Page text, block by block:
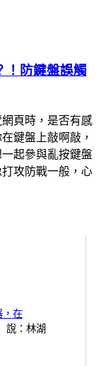
！防鍵盤誤觸
頁時，是否有感
鍵盤上敲啊敲，
起參與亂按鍵盤
攻防戰一般，心
，在
」說：林湖